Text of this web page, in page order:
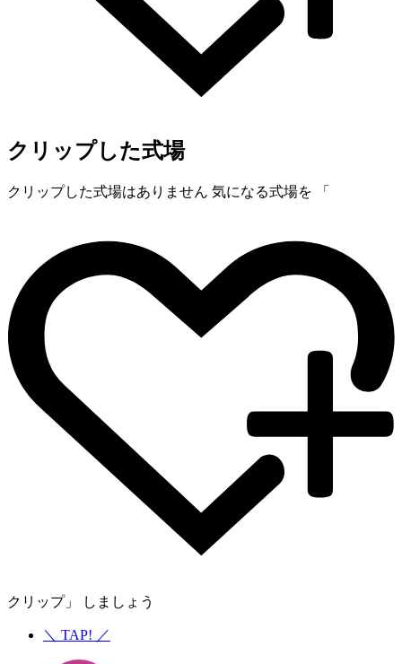
クリップした式場
クリップした式場はありません 気になる式場を 「
クリップ」 しましょう
＼ TAP! ／